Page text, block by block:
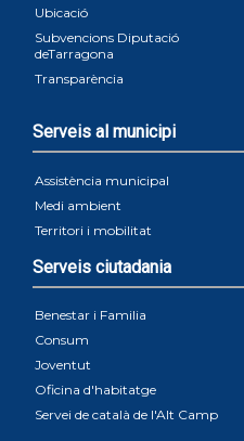
Ubicació
Subvencions Diputació
deTarragona
Transparència
Serveis al municipi
Assistència municipal
Medi ambient
Territori i mobilitat
Serveis ciutadania
Benestar i Familia
Consum
Joventut
Oficina d'habitatge
Servei de català de l'Alt Camp